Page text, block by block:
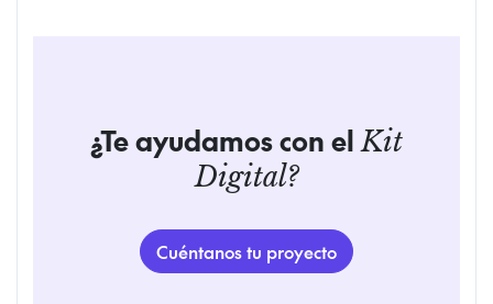
¿Te ayudamos con elKit
Digital?
Cuéntanos tu proyecto